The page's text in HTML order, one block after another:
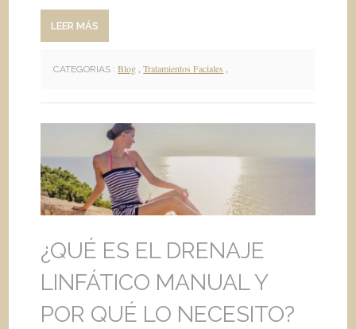
LEER MÁS
CATEGORIAS : Blog ,Tratamientos Faciales
¿QUÉ ES EL DRENAJE
LINFÁTICO MANUAL Y
POR QUÉ LO NECESITO?